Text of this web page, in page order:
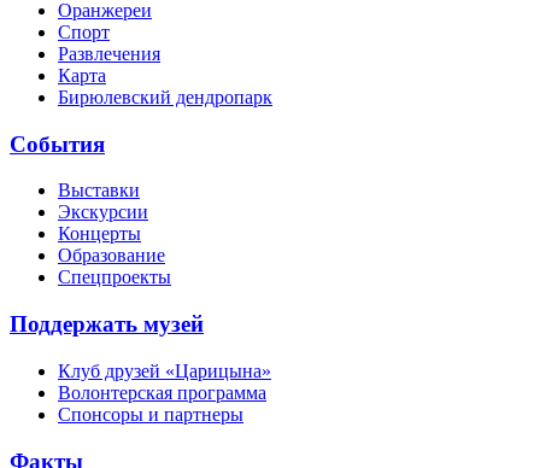
Оранжереи
Спорт
Развлечения
Карта
Бирюлевский дендропарк
События
Выставки
Экскурсии
Концерты
Образование
Спецпроекты
Поддержать музей
Клуб друзей «Царицына»
Волонтерская программа
Спонсоры и партнеры
Факты